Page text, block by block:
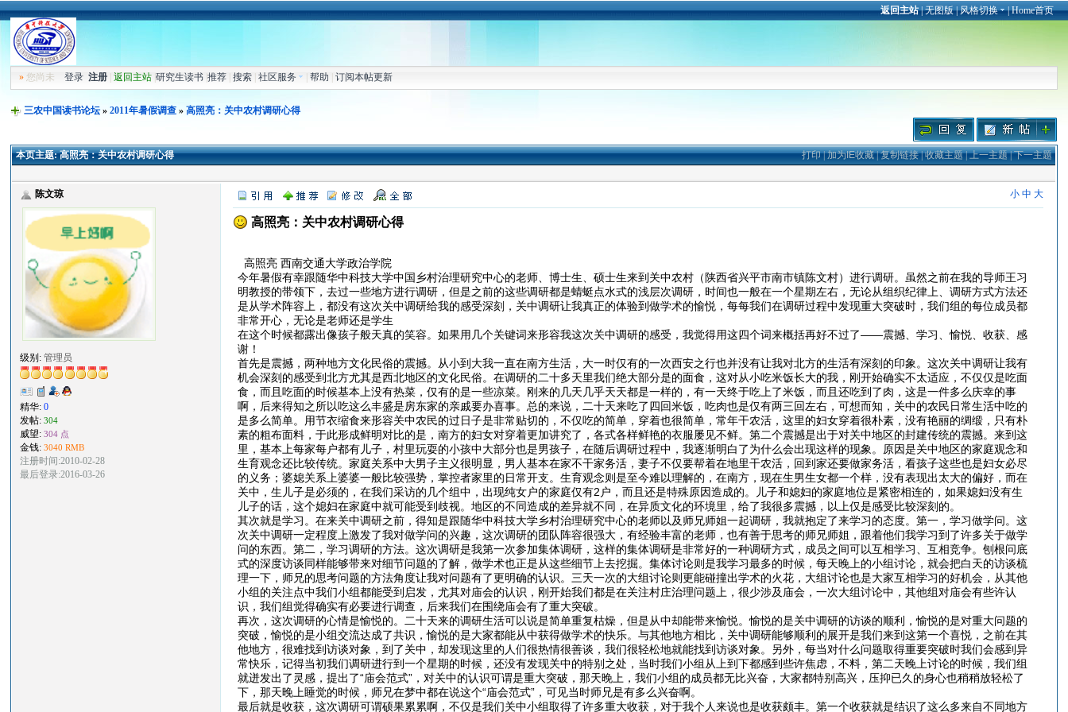
返回主站|无图版|风格切换 |Home首页
» 您尚未登录 注册 |返回主站 |研究生读书 |推荐 |搜索 |社区服务 |帮助 |订阅本帖更新
三农中国读书论坛»2011年暑假调查 »高照亮：关中农村调研心得
本页主题:高照亮：关中农村调研心得 打印|加为IE收藏|复制链接|收藏主题|上一主题|下一主题
陈文琼
级别:管理员
精华:0
发帖:304
威望:304 点
金钱:3040 RMB
注册时间:2010-02-28
最后登录:2016-03-26
小 中 大
高照亮：关中农村调研心得
高照亮 西南交通大学政治学院
今年暑假有幸跟随华中科技大学中国乡村治理研究中心的老师、博士生、硕士生来到关中农村（陕西省兴平市南市镇陈文村）进行调研。虽然之前在我的导师王习
明教授的带领下，去过一些地方进行调研，但是之前的这些调研都是蜻蜓点水式的浅层次调研，时间也一般在一个星期左右，无论从组织纪律上、调研方式方法还
是从学术阵容上，都没有这次关中调研给我的感受深刻，关中调研让我真正的体验到做学术的愉悦，每每我们在调研过程中发现重大突破时，我们组的每位成员都
非常开心，无论是老师还是学生
在这个时候都露出像孩子般天真的笑容。如果用几个关键词来形容我这次关中调研的感受，我觉得用这四个词来概括再好不过了——震撼、学习、愉悦、收获、感
谢！
首先是震撼，两种地方文化民俗的震撼。从小到大我一直在南方生活，大一时仅有的一次西安之行也并没有让我对北方的生活有深刻的印象。这次关中调研让我有
机会深刻的感受到北方尤其是西北地区的文化民俗。在调研的二十多天里我们绝大部分是的面食，这对从小吃米饭长大的我，刚开始确实不太适应，不仅仅是吃面
食，而且吃面的时候基本上没有热菜，仅有的是一些凉菜。刚来的几天几乎天天都是一样的，有一天终于吃上了米饭，而且还吃到了肉，这是一件多么庆幸的事
啊，后来得知之所以吃这么丰盛是房东家的亲戚要办喜事。总的来说，二十天来吃了四回米饭，吃肉也是仅有两三回左右，可想而知，关中的农民日常生活中吃的
是多么简单。用节衣缩食来形容关中农民的过日子是非常贴切的，不仅吃的简单，穿着也很简单，常年干农活，这里的妇女穿着很朴素，没有艳丽的绸缎，只有朴
素的粗布面料，于此形成鲜明对比的是，南方的妇女对穿着更加讲究了，各式各样鲜艳的衣服屡见不鲜。第二个震撼是出于对关中地区的封建传统的震撼。来到这
里，基本上每家每户都有儿子，村里玩耍的小孩中大部分也是男孩子，在随后调研过程中，我逐渐明白了为什么会出现这样的现象。原因是关中地区的家庭观念和
生育观念还比较传统。家庭关系中大男子主义很明显，男人基本在家不干家务活，妻子不仅要帮着在地里干农活，回到家还要做家务活，看孩子这些也是妇女必尽
的义务；婆媳关系上婆婆一般比较强势，掌控者家里的日常开支。生育观念则是至今难以理解的，在南方，现在生男生女都一个样，没有表现出太大的偏好，而在
关中，生儿子是必须的，在我们采访的几个组中，出现纯女户的家庭仅有2户，而且还是特殊原因造成的。儿子和媳妇的家庭地位是紧密相连的，如果媳妇没有生
儿子的话，这个媳妇在家庭中就可能受到歧视。地区的不同造成的差异就不同，在异质文化的环境里，给了我很多震撼，以上仅是感受比较深刻的。
其次就是学习。在来关中调研之前，得知是跟随华中科技大学乡村治理研究中心的老师以及师兄师姐一起调研，我就抱定了来学习的态度。第一，学习做学问。这
次关中调研一定程度上激发了我对做学问的兴趣，这次调研的团队阵容很强大，有经验丰富的老师，也有善于思考的师兄师姐，跟着他们我学习到了许多关于做学
问的东西。第二，学习调研的方法。这次调研是我第一次参加集体调研，这样的集体调研是非常好的一种调研方式，成员之间可以互相学习、互相竞争。刨根问底
式的深度访谈同样能够带来对细节问题的了解，做学术也正是从这些细节上去挖掘。集体讨论则是我学习最多的时候，每天晚上的小组讨论，就会把白天的访谈梳
理一下，师兄的思考问题的方法角度让我对问题有了更明确的认识。三天一次的大组讨论则更能碰撞出学术的火花，大组讨论也是大家互相学习的好机会，从其他
小组的关注点中我们小组都能受到启发，尤其对庙会的认识，刚开始我们都是在关注村庄治理问题上，很少涉及庙会，一次大组讨论中，其他组对庙会有些许认
识，我们组觉得确实有必要进行调查，后来我们在围绕庙会有了重大突破。
再次，这次调研的心情是愉悦的。二十天来的调研生活可以说是简单重复枯燥，但是从中却能带来愉悦。愉悦的是关中调研的访谈的顺利，愉悦的是对重大问题的
突破，愉悦的是小组交流达成了共识，愉悦的是大家都能从中获得做学术的快乐。与其他地方相比，关中调研能够顺利的展开是我们来到这第一个喜悦，之前在其
他地方，很难找到访谈对象，到了关中，却发现这里的人们很热情很善谈，我们很轻松地就能找到访谈对象。另外，每当对什么问题取得重要突破时我们会感到异
常快乐，记得当初我们调研进行到一个星期的时候，还没有发现关中的特别之处，当时我们小组从上到下都感到些许焦虑，不料，第二天晚上讨论的时候，我们组
就迸发出了灵感，提出了“庙会范式”，对关中的认识可谓是重大突破，那天晚上，我们小组的成员都无比兴奋，大家都特别高兴，压抑已久的身心也稍稍放轻松了
下，那天晚上睡觉的时候，师兄在梦中都在说这个“庙会范式”，可见当时师兄是有多么兴奋啊。
最后就是收获，这次调研可谓硕果累累啊，不仅是我们关中小组取得了许多重大收获，对于我个人来说也是收获颇丰。第一个收获就是结识了这么多来自不同地方